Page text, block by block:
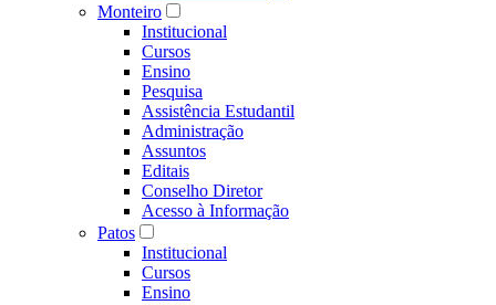
Monteiro
Institucional
Cursos
Ensino
Pesquisa
Assistência Estudantil
Administração
Assuntos
Editais
Conselho Diretor
Acesso à Informação
Patos
Institucional
Cursos
Ensino